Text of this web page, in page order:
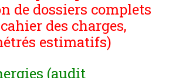
de dossiers complets
des charges,
estimatifs)
(audit